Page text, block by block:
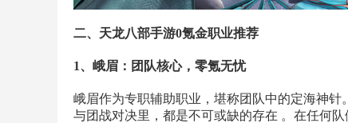
二、天龙八部手游0氪金职业推荐
1、峨眉：团队核心，零氪无忧
峨眉作为专职辅助职业，堪称团队中的定海神
与团战对决里，都是不可或缺的存在 。在任何